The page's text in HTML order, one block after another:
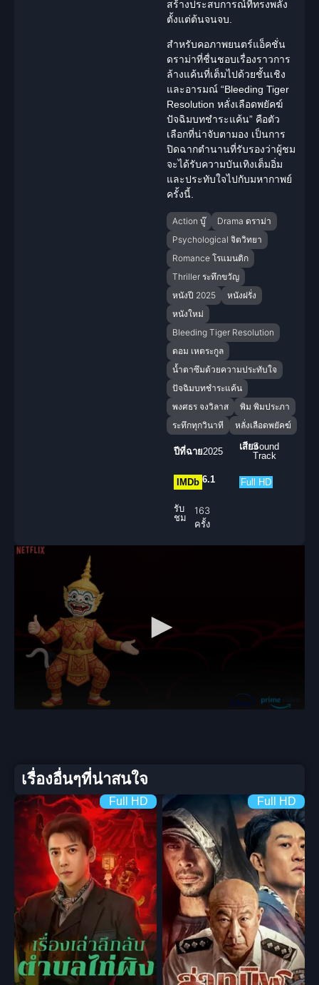
สร้างประสบการณ์ที่ทรงพลัง
ตั้งแต่ต้นจนจบ.
สำหรับคอภาพยนตร์แอ็คชั่น
ดราม่าที่ชื่นชอบเรื่องราวการ
ล้างแค้นที่เต็มไปด้วยชั้นเชิง
และอารมณ์ “Bleeding Tiger
Resolution หลั่งเลือดพยัคฆ์
ปัจฉิมบทชำระแค้น” คือตัว
เลือกที่น่าจับตามอง เป็นการ
ปิดฉากตำนานที่รับรองว่าผู้ชม
จะได้รับความบันเทิงเต็มอิ่ม
และประทับใจไปกับมหากาพย์
ครั้งนี้.
Action บู๊
Drama ดราม่า
Psychological จิตวิทยา
Romance โรแมนติก
Thriller ระทึกขวัญ
หนังปี 2025
หนังฝรั่ง
หนังใหม่
Bleeding Tiger Resolution
ดอม เหตระกูล
น้ำตาซึมด้วยความประทับใจ
ปัจฉิมบทชำระแค้น
พงศธร จงวิลาส
พิม พิมประภา
ระทึกทุกวินาที
หลั่งเลือดพยัคฆ์
ปีที่ฉาย2025 เสียงSound
Track
IMDb 6.1 Full HD
รับ
ชม
163
ครั้ง
เรื่องอื่นๆที่น่าสนใจ
Full HD Full HD